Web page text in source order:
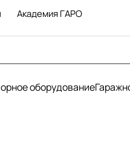
Академия ГАРО
оборудование